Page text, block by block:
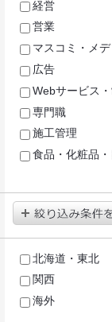
経営
営業
マスコミ・メ
広告
Webサービス
専門職
施工管理
食品・化粧品
北海道・東北
関西
海外